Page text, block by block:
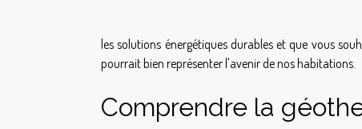
les solutions énergétiques durables et que vous
pourrait bien représenter l'avenir de nos habitations.
Comprendre la